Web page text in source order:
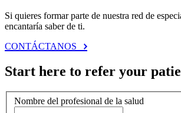
Si quieres formar parte de nuestra red de
encantaría saber de ti.
CONTÁCTANOS
Start here to refer your
Nombre del profesional de la salud